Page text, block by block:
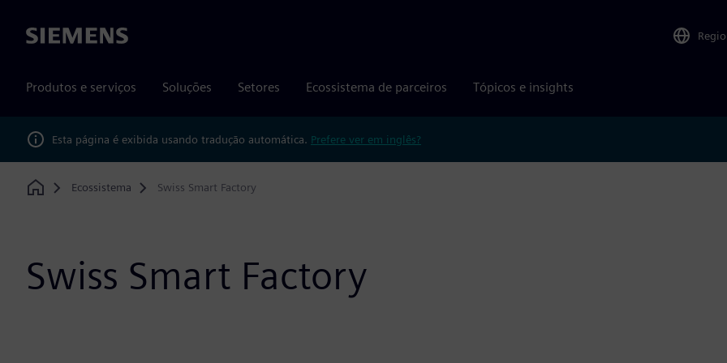
Siemens
Produtos e serviços Soluções Setores Ecossistema de parceiros Tópicos e insights
Esta página é exibida usando tradução automática. Prefere ver em inglês?
Home
Ecossistema Swiss Smart Factory
Swiss Smart Factory